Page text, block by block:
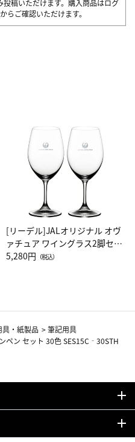
稿いただけます。購入商品はログ
からご確認いただけます。
[リーデル]JALオリジナル オヴ
ァチュア ワイングラス2脚セッ
ト（レッドワイン）
5,280円 （税込）
具・紙製品 >筆記用具
ペン セット 30色 SES15C‐30STH